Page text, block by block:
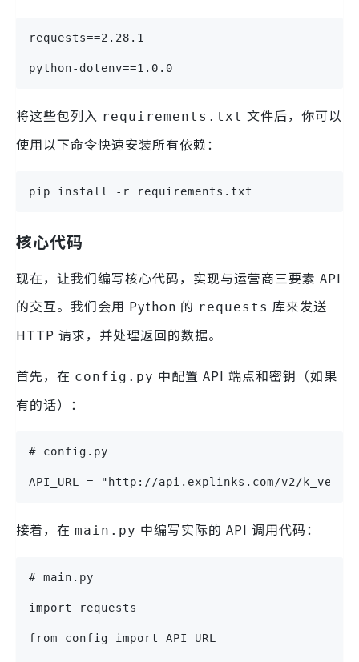
requests==2.28.1
python-dotenv==1.0.0
将这些包列入 requirements.txt 文件后，你可以
使用以下命令快速安装所有依赖：
pip install -r requirements.txt
核心代码
现在，让我们编写核心代码，实现与运营商三要素 API
的交互。我们会用 Python 的 requests 库来发送
HTTP 请求，并处理返回的数据。
首先，在 config.py 中配置 API 端点和密钥（如果
有的话）：
# config.py
API_URL = "http://api.explinks.com/v2/
接着，在 main.py 中编写实际的 API 调用代码：
# main.py
import requests
from config import API_URL